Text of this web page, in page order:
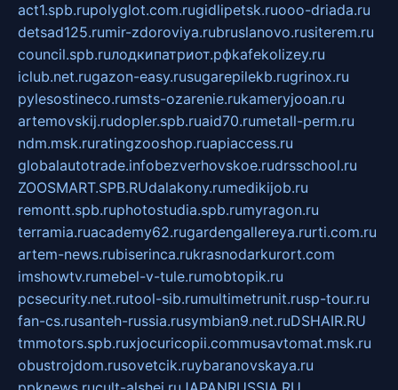
act1.spb.rupolyglot.com.rugidlipetsk.ruooo-driada.ru
detsad125.rumir-zdoroviya.rubruslanovo.rusiterem.ru
council.spb.ruлодкипатриот.рфkafekolizey.ru
iclub.net.rugazon-easy.rusugarepilekb.rugrinox.ru
pylesostineco.rumsts-ozarenie.rukameryjooan.ru
artemovskij.rudopler.spb.ruaid70.rumetall-perm.ru
ndm.msk.ruratingzooshop.ruapiaccess.ru
globalautotrade.infobezverhovskoe.rudrsschool.ru
ZOOSMART.SPB.RUdalakony.rumedikijob.ru
remontt.spb.ruphotostudia.spb.rumyragon.ru
terramia.ruacademy62.rugardengallereya.rurti.com.ru
artem-news.rubiserinca.rukrasnodarkurort.com
imshowtv.rumebel-v-tule.rumobtopik.ru
pcsecurity.net.rutool-sib.rumultimetrunit.rusp-tour.ru
fan-cs.rusanteh-russia.rusymbian9.net.ruDSHAIR.RU
tmmotors.spb.ruxjocuricopii.commusavtomat.msk.ru
obustrojdom.rusovetcik.ruybaranovskaya.ru